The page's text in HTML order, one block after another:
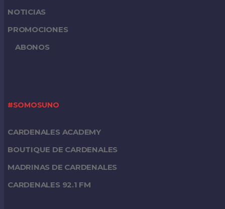
NOTICIAS
PROMOCIONES
ABONOS
#SOMOSUNO
CARDENALES ACADEMY
BOUTIQUE DE CARDENALES
MADRINAS DE CARDENALES
CARDENALES 92.1 FM